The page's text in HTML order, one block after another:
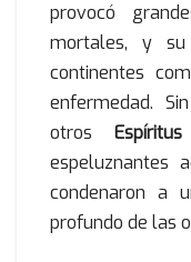
provocó
mortales, y
continentes
enfermedad.
otros
espeluznantes
condenaron a
profundo de las